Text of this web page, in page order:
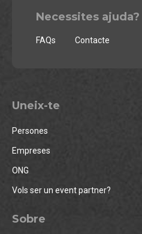
Necessites ajuda?
FAQs Contacte
Uneix-te
Persones
Empreses
ONG
Vols ser un event partner?
Sobre